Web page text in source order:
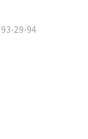
29-94